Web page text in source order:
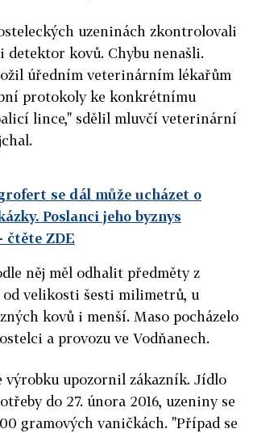
uzeninách zkontrolovali
detektor kovů. Chybu nenašli.
úředním veterinárním lékařům
protokoly ke konkrétnímu
lince," sdělil mluvčí veterinární
se dál může ucházet o
Poslanci jeho byznys
- čtěte ZDE
něj měl odhalit předměty z
od velikosti šesti milimetrů, u
kovů i menší. Maso pocházelo
a provozu ve Vodňanech.
výrobku upozornil zákazník. Jídlo
do 27. února 2016, uzeniny se
gramových vaničkách. "Případ se